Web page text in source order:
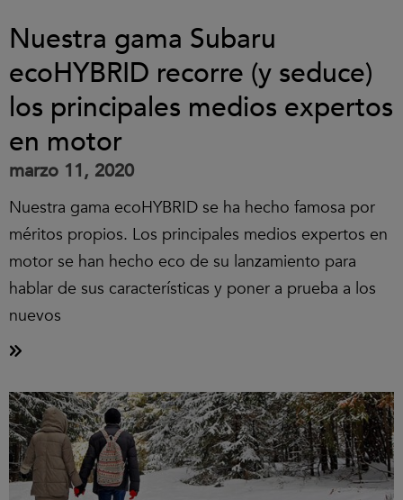
Nuestra gama Subaru
ecoHYBRID recorre (y seduce)
los principales medios expertos
en motor
marzo 11, 2020
Nuestra gama ecoHYBRID se ha hecho famosa por
méritos propios. Los principales medios expertos en
motor se han hecho eco de su lanzamiento para
hablar de sus características y poner a prueba a los
nuevos